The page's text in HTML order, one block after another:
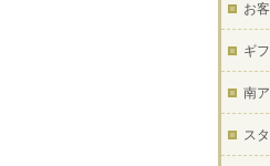
お
ギ
南
ス